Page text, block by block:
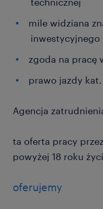
mile widziana
inwestycyjnego
zgoda na pracę
prawo jazdy kat.
Agencja
ta oferta pracy
powyżej 18 roku
oferujemy